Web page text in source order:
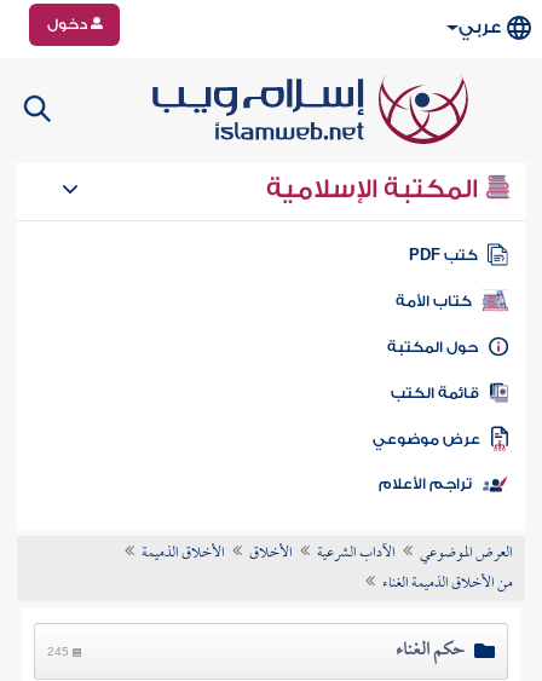
عربي دخول
المكتبة الإسلامية
كتب PDF
كتاب الأمة
المكتبة
الكتب
موضوعي
تراجم الأعلام
العرض الموضوعي الآداب الشرعية الأخلاق
الأخلاق الذميمة
من الأخلاق الذميمة الغناء
حكم الغناء 245